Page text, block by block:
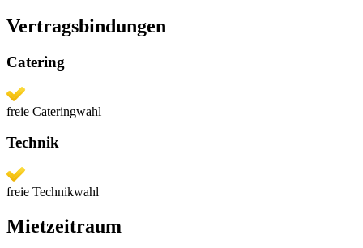
Vertragsbindungen
Catering
freie Cateringwahl
Technik
freie Technikwahl
Mietzeitraum